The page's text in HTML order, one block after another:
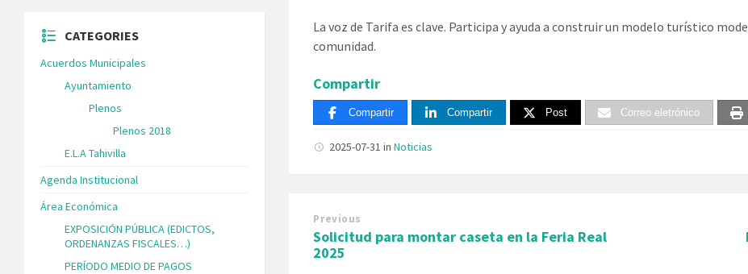
La voz de Tarifa es clave. Participa y ayuda a construir un modelo turístico
comunidad.
Compartir
Compartir Compartir Post Correo eletrónico
2025-07-31inNoticias
Previous
Solicitud para montar caseta en la Feria Real
2025
CATEGORIES
Acuerdos Municipales
Ayuntamiento
Plenos
Plenos 2018
E.L.A Tahivilla
Agenda Institucional
Área Económica
EXPOSICIÓN PÚBLICA (EDICTOS,
ORDENANZAS FISCALES…)
PERÍODO MEDIO DE PAGOS